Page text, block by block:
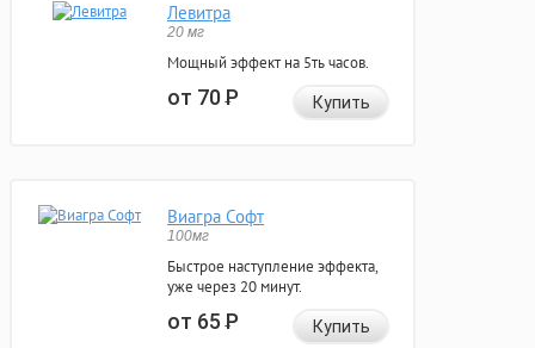
Левитра
20 мг
Мощный эффект на 5ть часов.
от 70Р Купить
Виагра Софт
100мг
Быстрое наступление эффекта,
уже через 20 минут.
от 65Р Купить